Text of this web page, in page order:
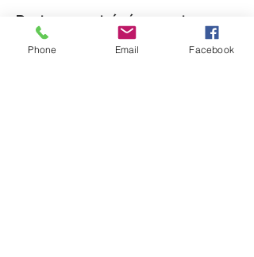
Partager cet événement
Phone Email Facebook